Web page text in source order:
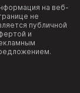
на веб-
не
публичной
и